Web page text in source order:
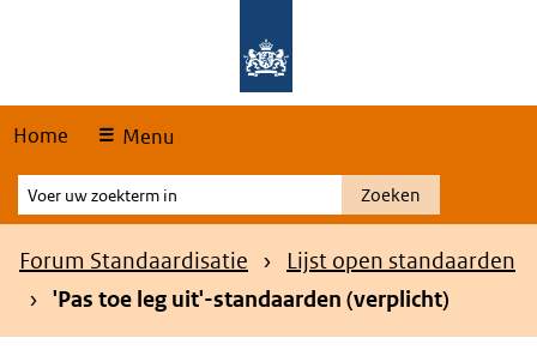
Home Menu
Voer
uw
zoekterm
Zoeken
Kruimelpad
Forum Standaardisatie
Lijst open standaarden
'Pas toe leg uit'-standaarden (verplicht)